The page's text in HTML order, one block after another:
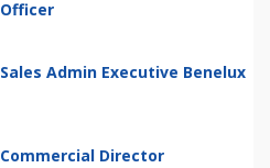
Officer
Sales Admin Executive Benelux
Commercial Director